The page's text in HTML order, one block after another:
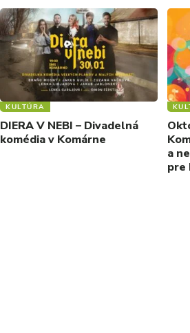
KULTÚRA
DIERA V NEBI – Divadelná
komédia v Komárne
a
pre